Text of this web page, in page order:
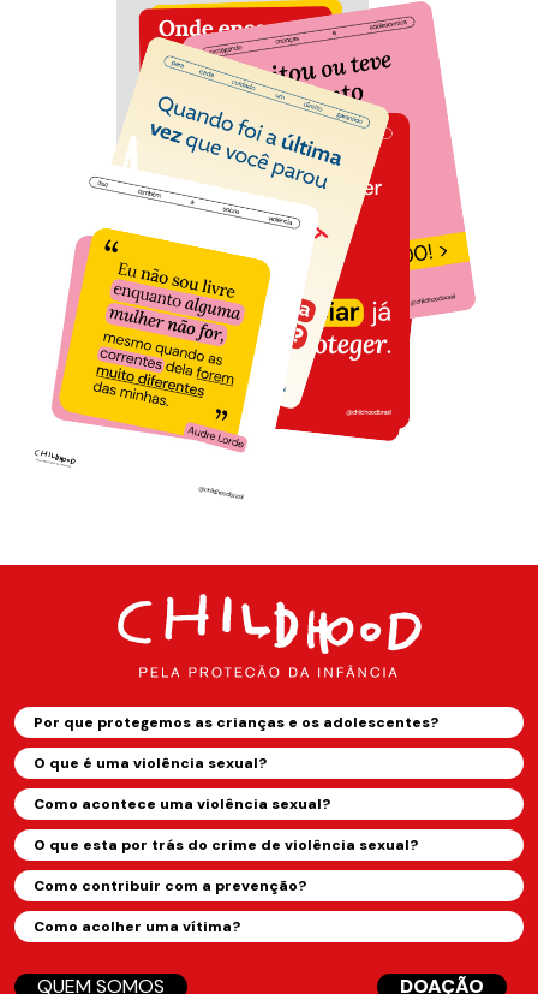
Por que protegemos as crianças e os adolescentes?
O que é uma violência sexual?
Como acontece uma violência sexual?
O que esta por trás do crime de violência sexual?
Como contribuir com a prevenção?
Como acolher uma vítima?
QUEM SOMOS DOAÇÃO